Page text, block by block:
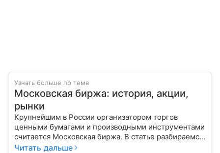
Узнать больше по теме
Московская биржа: история, акции,
рынки
Крупнейшим в России организатором торгов
ценными бумагами и производными инструментами
считается Московская биржа. В статье разбираемся,
как новичкам начать инвестировать на площадке
Читать дальше